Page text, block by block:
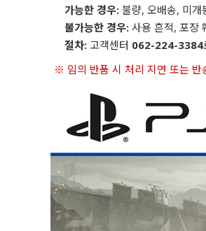
가능한 경우: 불량, 오배송, 미개
불가능한 경우: 사용 흔적, 포장
절차: 고객센터 062-224-3384
※ 임의 반품 시 처리 지연 또는 반